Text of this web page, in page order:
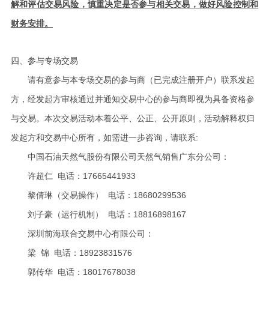
解和评估交易风险，慎重决定是否参与相关交易，做好风险控制和
财务安排。
四、参与专场交易
请有意参与本专场交易的参与商（已完成注册开户）联系发起
方，经发起方审核通过并通知交易中心的参与商即视为具备资格参
与交易。本次交易活动本着公平、公正、公开原则，活动解释权归
发起方和交易中心所有，如需进一步咨询，请联系:
中国石油天然气股份有限公司天然气销售广东分公司：
许超仁 电话：17665441933
黎倩琳（交易操作） 电话：18680299536
刘子豪（运行机制） 电话：18816898167
深圳前海联合交易中心有限公司：
梁 锦 电话：18923831576
郭传华 电话：18017678038